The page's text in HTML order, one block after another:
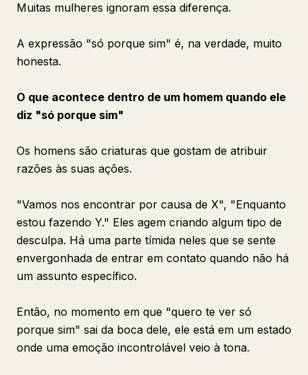
Muitas mulheres ignoram essa diferença.
A expressão "só porque sim" é, na verdade, muito
honesta.
O que acontece dentro de um homem quando ele
diz "só porque sim"
Os homens são criaturas que gostam de atribuir
razões às suas ações.
"Vamos nos encontrar por causa de X", "Enquanto
estou fazendo Y." Eles agem criando algum tipo de
desculpa. Há uma parte tímida neles que se sente
envergonhada de entrar em contato quando não há
um assunto específico.
Então, no momento em que "quero te ver só
porque sim" sai da boca dele, ele está em um estado
onde uma emoção incontrolável veio à tona.